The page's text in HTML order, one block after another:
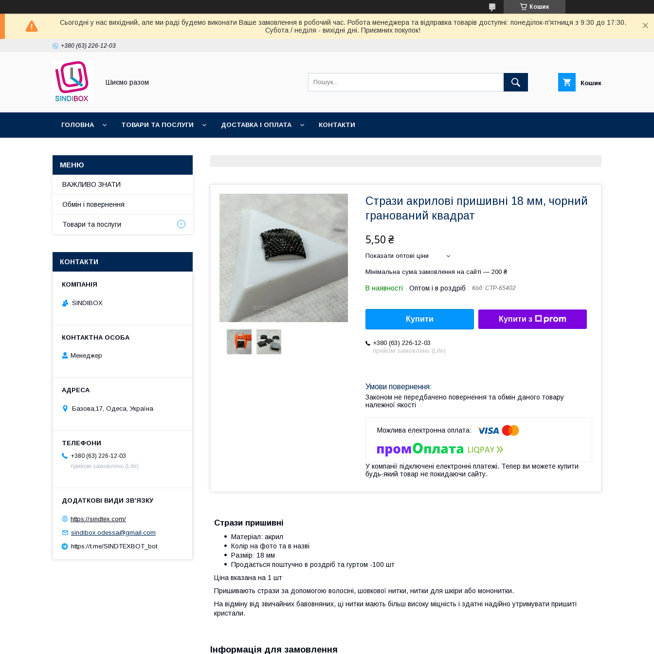
Кошик
Сьогодні у нас вихідний, але ми раді будемо виконати Ваше замовлення в робочий час. Робота менеджера та відправка товарів доступні: понеділок-п'ятниця з 9:30 до 17:30.
Субота / неділя - вихідні дні. Приємних покупок!
+380 (63) 226-12-03
Шиємо разом Кошик
ГОЛОВНА ТОВАРИ ТА ПОСЛУГИ ДОСТАВКА І ОПЛАТА КОНТАКТИ
Стрази акрилові пришивні 18 мм, чорний
гранований квадрат
5,50 ₴
Показати оптові ціни
Мінімальна сума замовлення на сайті — 200 ₴
В наявності Оптом і в роздріб Код: СТР-65402
Купити Купити з
+380 (63) 226-12-03
прийом замовлень (Life)
Законом не передбачено повернення та обмін даного товару
належної якості
У компанії підключені електронні платежі. Тепер ви можете купити
будь-який товар не покидаючи сайту.
Стрази пришивні
Матеріал: акрил
Колір на фото та в назві
Размір: 18 мм
Продається поштучно в роздріб та гуртом -100 шт
Ціна вказана на 1 шт
Пришивають стрази за допомогою волосіні, шовкової нитки, нитки для шкіри або мононитки.
На відміну від звичайних бавовняних, ці нитки мають більш високу міцність і здатні надійно утримувати пришиті
кристали.
Інформація для замовлення
ВАЖЛИВО ЗНАТИ
Обмін і повернення
Товари та послуги
КОНТАКТИ
SINDIBOX
Менеджер
Базова,17, Одеса, Україна
+380 (63) 226-12-03
прийом замовлень (Life)
https://sindtex.com/
sindibox.odessa@gmail.com
https://t.me/SINDTEXBOT_bot